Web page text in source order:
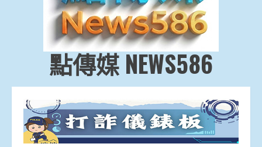
點傳媒 NEWS586